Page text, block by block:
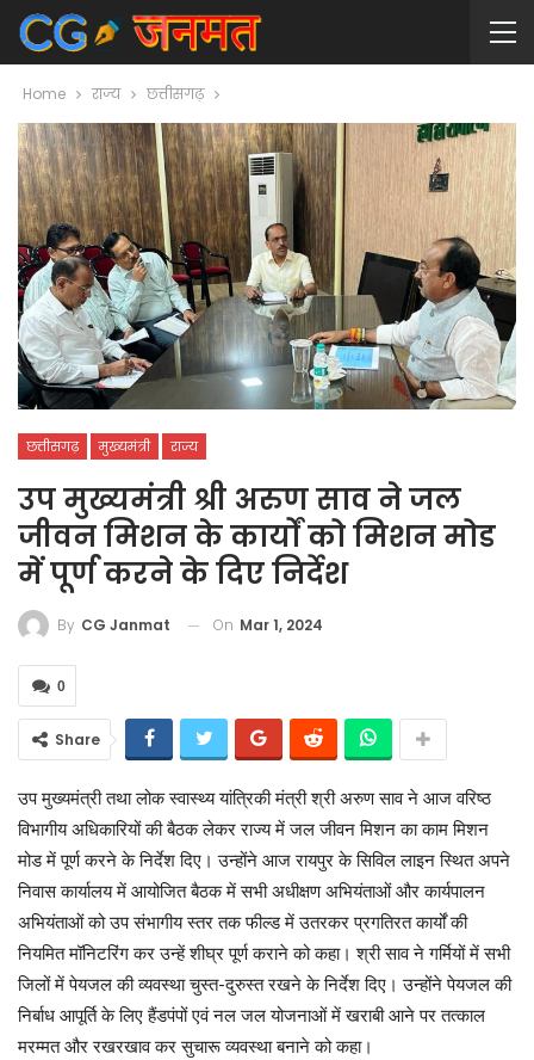
Home राज्य छत्तीसगढ़
छत्तीसगढ़ मुख्यमंत्री राज्य
उप मुख्यमंत्री श्री अरुण साव ने जल
जीवन मिशन के कार्यों को मिशन मोड
में पूर्ण करने के दिए निर्देश
By CG Janmat On Mar 1, 2024
0
Share
उप मुख्यमंत्री तथा लोक स्वास्थ्य यांत्रिकी मंत्री श्री अरुण साव ने आज वरिष्ठ
विभागीय अधिकारियों की बैठक लेकर राज्य में जल जीवन मिशन का काम मिशन
मोड में पूर्ण करने के निर्देश दिए। उन्होंने आज रायपुर के सिविल लाइन स्थित अपने
निवास कार्यालय में आयोजित बैठक में सभी अधीक्षण अभियंताओं और कार्यपालन
अभियंताओं को उप संभागीय स्तर तक फील्ड में उतरकर प्रगतिरत कार्यों की
नियमित मॉनिटरिंग कर उन्हें शीघ्र पूर्ण कराने को कहा। श्री साव ने गर्मियों में सभी
जिलों में पेयजल की व्यवस्था चुस्त-दुरुस्त रखने के निर्देश दिए। उन्होंने पेयजल की
निर्बाध आपूर्ति के लिए हैंडपंपों एवं नल जल योजनाओं में खराबी आने पर तत्काल
मरम्मत और रखरखाव कर सुचारू व्यवस्था बनाने को कहा।